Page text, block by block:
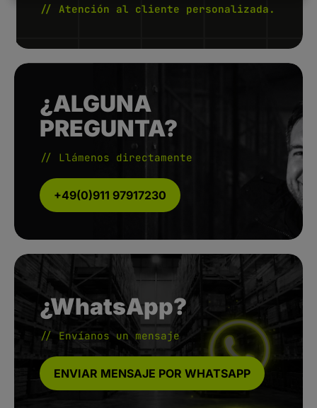
// Atención al cliente personalizada.
¿ALGUNA
PREGUNTA?
// Llámenos directamente
+49(0)911 97917230
¿WhatsApp?
// Envíanos un mensaje
ENVIAR MENSAJE POR WHATSAPP